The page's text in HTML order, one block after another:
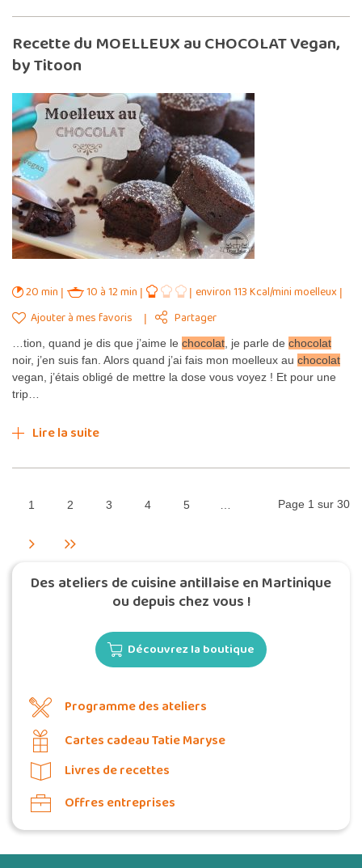
Recette du MOELLEUX au CHOCOLAT Vegan,
by Titoon
20 min 10 à 12 min
environ 113 Kcal/mini moelleux
Ajouter à mes favoris
Partager
…tion, quand je dis que j’aime le chocolat , je parle de chocolat
noir, j’en suis fan. Alors quand j’ai fais mon moelleux au chocolat
vegan, j’étais obligé de mettre la dose vous voyez ! Et pour une
trip…
Lire la suite
Page 1 sur 30
1 2 3 4 5
Des ateliers de cuisine antillaise en Martinique
ou depuis chez vous !
Découvrez la boutique
Programme des ateliers
Cartes cadeau Tatie Maryse
Livres de recettes
Offres entreprises